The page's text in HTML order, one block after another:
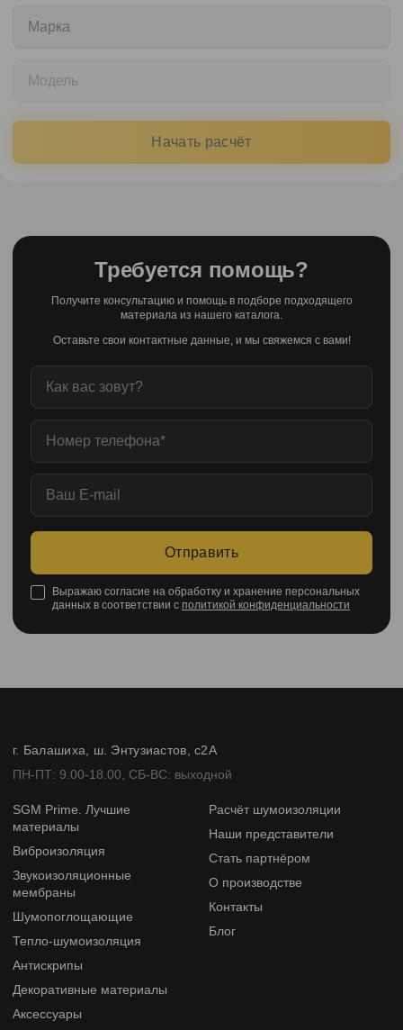
Марка
Модель
Начать расчёт
Требуется помощь?
Получите консультацию и помощь в подборе подходящего
материала из нашего каталога.
Оставьте свои контактные данные, и мы свяжемся с вами!
Отправить
Выражаю согласие на обработку и хранение персональных
данных в соответствии с политикой конфиденциальности
г. Балашиха, ш. Энтузиастов, с2А
ПН-ПТ: 9.00-18.00, СБ-ВС: выходной
SGM Prime. Лучшие
материалы
Виброизоляция
Звукоизоляционные
мембраны
Шумопоглощающие
Тепло-шумоизоляция
Антискрипы
Декоративные материалы
Аксессуары
Расчёт шумоизоляции
Наши представители
Стать партнёром
О производстве
Контакты
Блог